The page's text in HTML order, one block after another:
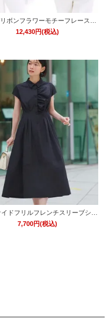
ボンフラワーモチーフレースブ
T1727」/ 学校行事・通勤・ビジ
12,430円(税込)
ドフリルフレンチスリーブシャ
ツワンピース「CU1519」
7,700円(税込)